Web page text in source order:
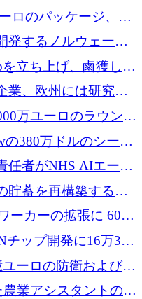
米国に投資
ロのパッケージ、5
用途成長基金EDM
リコンフォトニクス
発するノルウェーの
する
立ち上げ、鹵獲した
開発プラットフォー
業、欧州には研究を
インフラが不足し
万ユーロのラウンド
の380万ドルのシード
プラットフォームを
任者がNHS AIエージ
万ポンドを調達
貯蓄を再構築するた
ーカーの拡張に 600
チップ開発に16万3千
ーロの防衛および二
E2D を立ち上げる
業アシスタントの拡